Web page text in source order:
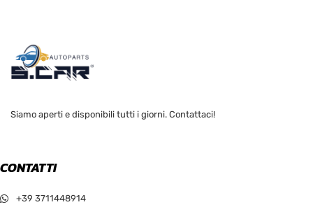
Siamo aperti e disponibili tutti i giorni. Contattaci!
CONTATTI
+39 3711448914